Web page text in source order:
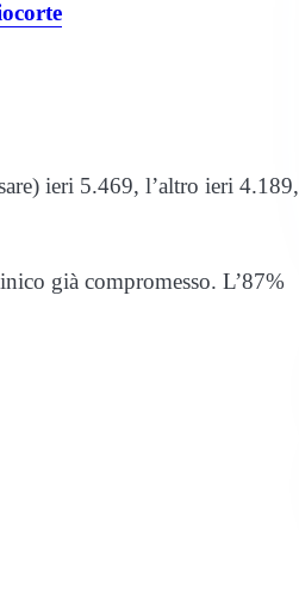
ieri 5.469, l’altro ieri 4.189,
già compromesso. L’87%